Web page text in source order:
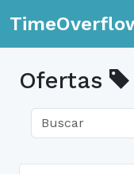
Ofertas